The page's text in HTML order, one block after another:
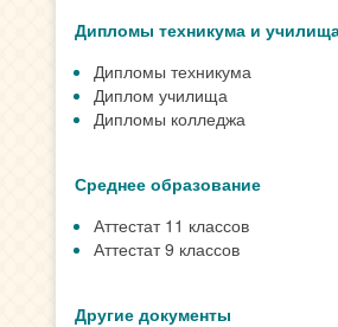
Дипломы техникума и
Дипломы техникума
Диплом училища
Дипломы колледжа
Среднее образование
Аттестат 11 классов
Аттестат 9 классов
Другие документы